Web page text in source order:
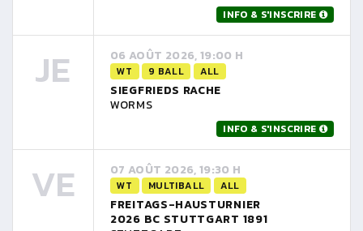
INFO & S'INSCRIRE
JE 06 AOÛT 2026, 19:00 H
WT 9 BALL ALL
SIEGFRIEDS RACHE
WORMS
INFO & S'INSCRIRE
VE 07 AOÛT 2026, 19:30 H
WT MULTIBALL ALL
FREITAGS-HAUSTURNIER
2026 BC STUTTGART 1891